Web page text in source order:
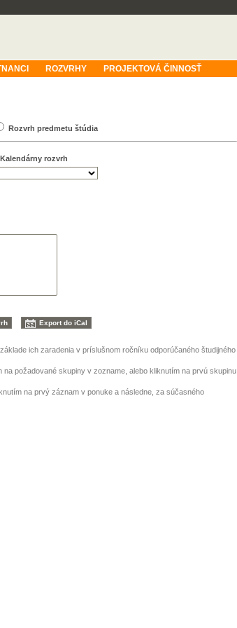
ROZVRHY PROJEKTOVÁ ČINNOSŤ
Rozvrh predmetu štúdia
Kalendárny rozvrh
ich zaradenia v príslušnom ročníku odporúčaného študijného
požadované skupiny v zozname, alebo kliknutím na prvú skupinu
na prvý záznam v ponuke a následne, za súčasného